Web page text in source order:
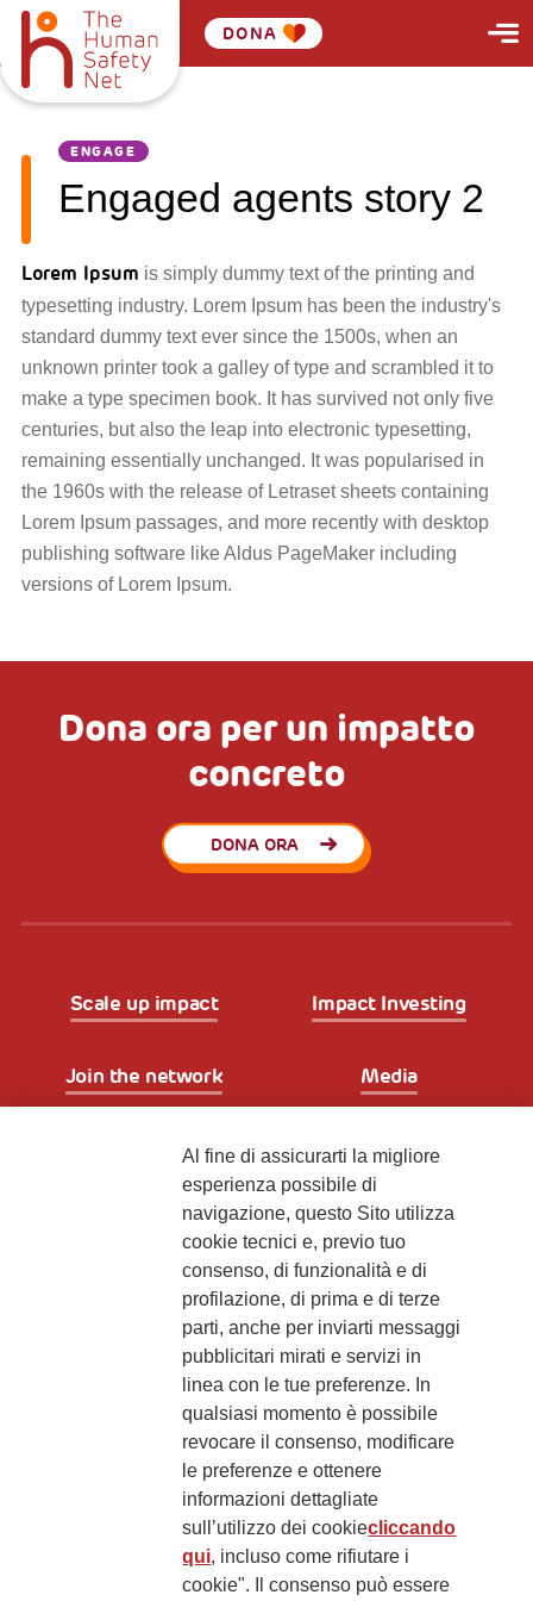
DONA
ENGAGE
Engaged agents story 2
Lorem Ipsum is simply dummy text of the printing and
typesetting industry. Lorem Ipsum has been the industry's
standard dummy text ever since the 1500s, when an
unknown printer took a galley of type and scrambled it to
make a type specimen book. It has survived not only five
centuries, but also the leap into electronic typesetting,
remaining essentially unchanged. It was popularised in
the 1960s with the release of Letraset sheets containing
Lorem Ipsum passages, and more recently with desktop
publishing software like Aldus PageMaker including
versions of Lorem Ipsum.
Dona ora per un impatto
concreto
DONA ORA
Scale up impact Impact Investing
Join the network Media
Iscriviti alla newsletter
Fondazione
The Human Safety Net
CONTATTACI
2, Piazza Duca degli Abruzzi 34132
Trieste Italy
Fiscal code (Italy) 90017740326
Al fine di assicurarti la migliore
esperienza possibile di
navigazione, questo Sito utilizza
cookie tecnici e, previo tuo
consenso, di funzionalità e di
profilazione, di prima e di terze
parti, anche per inviarti messaggi
pubblicitari mirati e servizi in
linea con le tue preferenze. In
qualsiasi momento è possibile
revocare il consenso, modificare
le preferenze e ottenere
informazioni dettagliate
sull’utilizzo dei cookiecliccando
qui, incluso come rifiutare i
cookie". Il consenso può essere